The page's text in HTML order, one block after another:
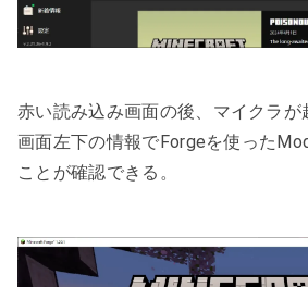
赤い読み込み画面の後、マイクラが
画面左下の情報でForgeを使った
ことが確認できる。